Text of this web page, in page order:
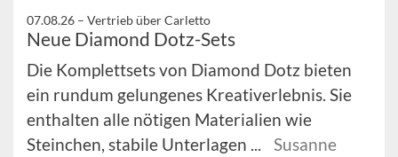
07.08.26 – Vertrieb über Carletto
Neue Diamond Dotz-Sets
Die Komplettsets von Diamond Dotz bieten
ein rundum gelungenes Kreativerlebnis. Sie
enthalten alle nötigen Materialien wie
Steinchen, stabile Unterlagen ...
Susanne